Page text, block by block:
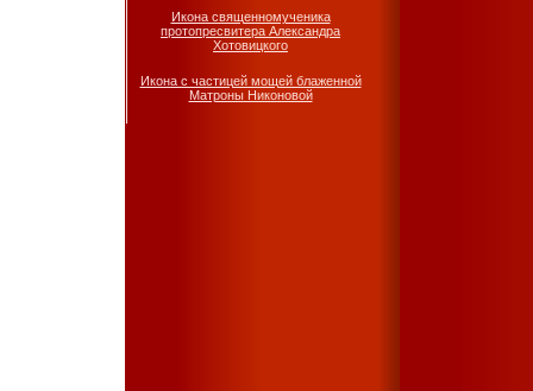
Икона священномученика
протопресвитера Александра
Хотовицкого
Икона c частицей мощей блаженной
Матроны Никоновой